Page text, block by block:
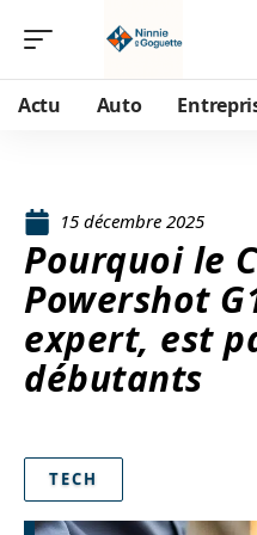
Actu Auto
15 décembre 2025
Pourquoi le
Powershot
expert, est
débutants
TECH